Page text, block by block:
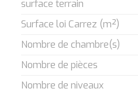
surface terrain
Surface loi Carrez (m²)
Nombre de chambre(s)
Nombre de pièces
Nombre de niveaux